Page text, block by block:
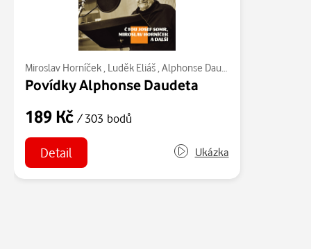
Miroslav Horníček, Luděk Eliáš, Alphonse Daudet
Povídky Alphonse Daudeta
189 Kč / 303 bodů
Detail Ukázka